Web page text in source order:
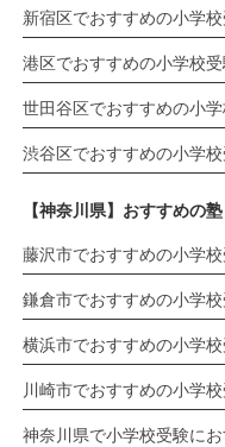
新宿区でおすすめの小学
港区でおすすめの小学校
世田谷区でおすすめの小
渋谷区でおすすめの小学
【神奈川県】おすすめの塾
藤沢市でおすすめの小学
鎌倉市でおすすめの小学
横浜市でおすすめの小学
川崎市でおすすめの小学
神奈川県で小学校受験に